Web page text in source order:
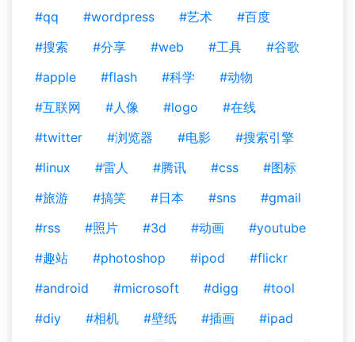
#qq
#wordpress #艺术
#百度
#搜索
#分享 #web #工具
#谷歌
#apple
#flash #科学
#动物
#互联网
#人像 #logo
#在线
#twitter
#浏览器 #电影
#搜索引擎
#linux
#雷人 #腾讯 #css
#图标
#旅游
#搞笑 #日本 #sns
#gmail
#rss
#照片 #3d #动画
#youtube
#趣站
#photoshop #ipod
#flickr
#android
#microsoft #digg
#tool
#diy
#相机 #壁纸 #插画
#ipad